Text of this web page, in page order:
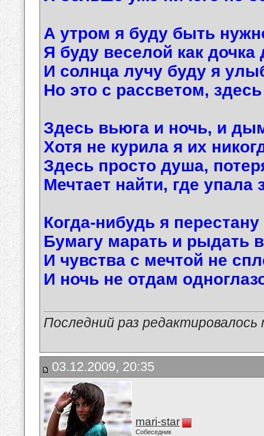
А утром я буду быть
Я буду веселой как дочка
И солнца лучу буду я
Но это с рассветом,
Здесь вьюга и ночь, и
Хотя не курила я их
Здесь просто душа,
Мечтает найти, где упала
Когда-нибудь я
Бумагу марать и рыдать
И чувства с мечтой не
И ночь не отдам
Последний раз
03.12.2009, 20:35
mari-star
Собеседник